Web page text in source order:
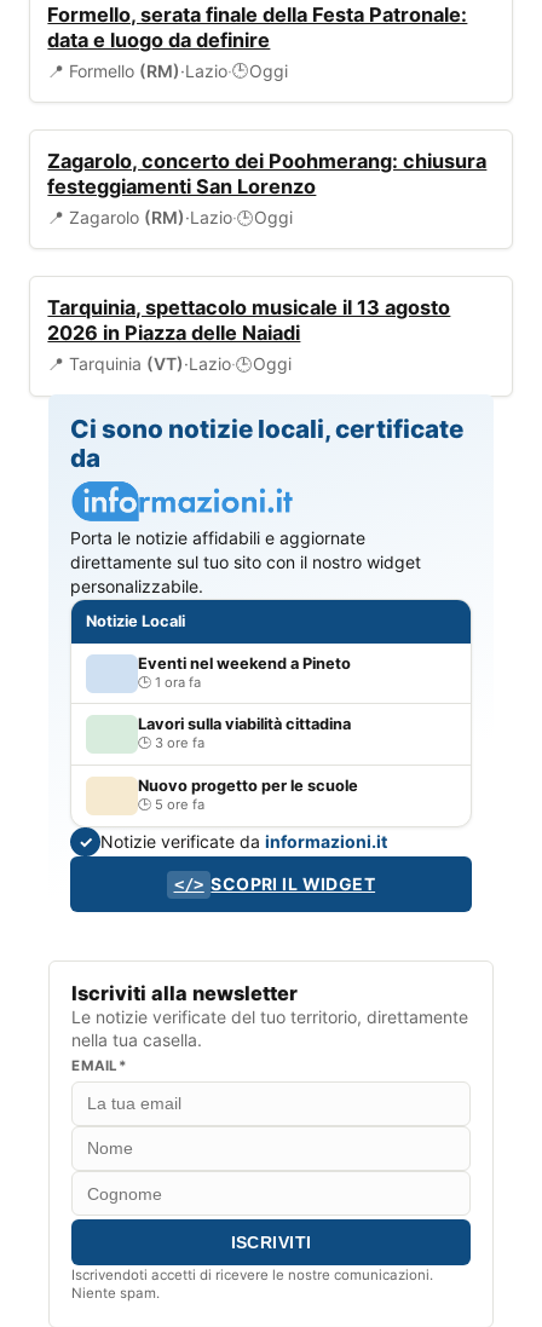
Formello, serata finale della Festa Patronale:
data e luogo da definire
📍 Formello (RM)·Lazio·🕒Oggi
Zagarolo, concerto dei Poohmerang: chiusura
festeggiamenti San Lorenzo
📍 Zagarolo (RM)·Lazio·🕒Oggi
Tarquinia, spettacolo musicale il 13 agosto
2026 in Piazza delle Naiadi
📍 Tarquinia (VT)·Lazio·🕒Oggi
Ci sono notizie locali, certificate
da
Porta le notizie affidabili e aggiornate
direttamente sul tuo sito con il nostro widget
personalizzabile.
Notizie Locali
Eventi nel weekend a Pineto
1 ora fa
Lavori sulla viabilità cittadina
3 ore fa
Nuovo progetto per le scuole
5 ore fa
✓ Notizie verificate dainformazioni.it
</> SCOPRI IL WIDGET
Iscriviti alla newsletter
Le notizie verificate del tuo territorio, direttamente
nella tua casella.
EMAIL*
Iscrivendoti accetti di ricevere le nostre comunicazioni.
Niente spam.